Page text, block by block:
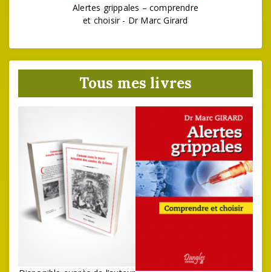
Alertes grippales – comprendre
et choisir - Dr Marc Girard
Tous mes livres